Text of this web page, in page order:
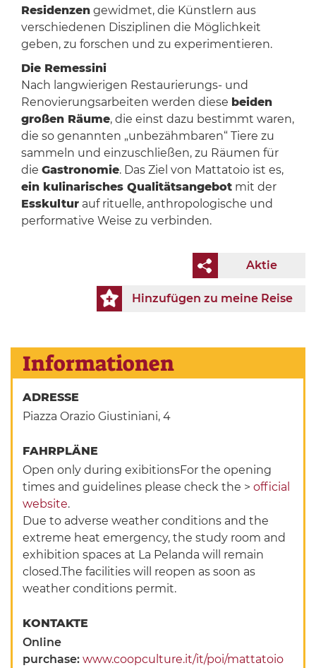
Residenzengewidmet, die Künstlern aus
verschiedenen Disziplinen die Möglichkeit
geben, zu forschen und zu experimentieren.
Die Remessini
Nach langwierigen Restaurierungs- und
Renovierungsarbeiten werden diese beiden
großen Räume, die einst dazu bestimmt waren,
die so genannten „unbezähmbaren“ Tiere zu
sammeln und einzuschließen, zu Räumen für
die Gastronomie. Das Ziel von Mattatoio ist es,
ein kulinarisches Qualitätsangebotmit der
Esskulturauf rituelle, anthropologische und
performative Weise zu verbinden.
Aktie
Hinzufügen zu meine Reise
Informationen
ADRESSE
Piazza Orazio Giustiniani, 4
FAHRPLÄNE
Open only during exibitionsFor the opening
times and guidelines please check the >official
website.
Due to adverse weather conditions and the
extreme heat emergency, the study room and
exhibition spaces at La Pelanda will remain
closed.The facilities will reopen as soon as
weather conditions permit.
KONTAKTE
Online
purchase:www.coopculture.it/it/poi/mattatoio